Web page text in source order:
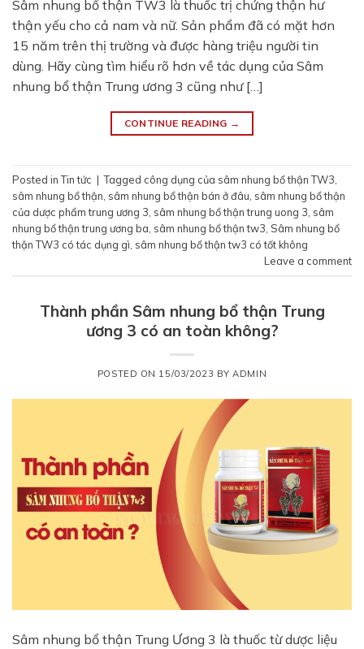
Sâm nhung bổ thận TW3 là thuốc trị chứng thận hư
thận yếu cho cả nam và nữ. Sản phẩm đã có mặt hơn
15 năm trên thị trường và được hàng triệu người tin
dùng. Hãy cùng tìm hiểu rõ hơn về tác dụng của Sâm
nhung bổ thận Trung ương 3 cũng như […]
CONTINUE READING →
Posted inTin tức | Tagged công dụng của sâm nhung bổ thận TW3
sâm nhung bổ thận sâm nhung bổ thận bán ở đâu sâm nhung bổ thận
của dược phẩm trung ương 3 sâm nhung bổ thận trung uong 3 sâm
nhung bổ thận trung ương ba sâm nhung bổ thận tw3 Sâm nhung bổ
thận TW3 có tác dụng gì sâm nhung bổ thận tw3 có tốt không
Leave a comment
Thành phần Sâm nhung bổ thận Trung
ương 3 có an toàn không?
POSTED ON 15/03/2023 BYADMIN
Sâm nhung bổ thận Trung Ương 3 là thuốc từ dược liệu